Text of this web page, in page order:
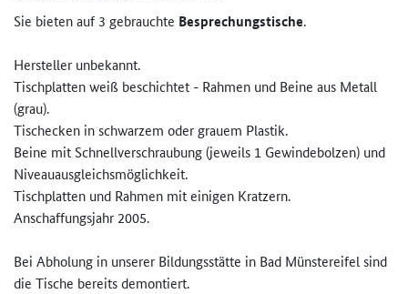
Sie bieten auf 3 gebrauchte Besprechungstische.
Hersteller unbekannt.
Tischplatten weiß beschichtet - Rahmen und Beine aus Metall
(grau).
Tischecken in schwarzem oder grauem Plastik.
Beine mit Schnellverschraubung (jeweils 1 Gewindebolzen) und
Niveauausgleichsmöglichkeit.
Tischplatten und Rahmen mit einigen Kratzern.
Anschaffungsjahr 2005.
Bei Abholung in unserer Bildungsstätte in Bad Münstereifel sind
die Tische bereits demontiert.